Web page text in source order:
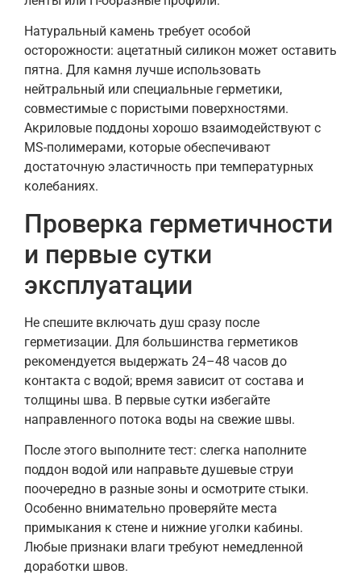
Натуральный камень требует особой
осторожности: ацетатный силикон может оставить
пятна. Для камня лучше использовать
нейтральный или специальные герметики,
совместимые с пористыми поверхностями.
Акриловые поддоны хорошо взаимодействуют с
MS-полимерами, которые обеспечивают
достаточную эластичность при температурных
колебаниях.
Проверка герметичности
и первые сутки
эксплуатации
Не спешите включать душ сразу после
герметизации. Для большинства герметиков
рекомендуется выдержать 24–48 часов до
контакта с водой; время зависит от состава и
толщины шва. В первые сутки избегайте
направленного потока воды на свежие швы.
После этого выполните тест: слегка наполните
поддон водой или направьте душевые струи
поочередно в разные зоны и осмотрите стыки.
Особенно внимательно проверяйте места
примыкания к стене и нижние уголки кабины.
Любые признаки влаги требуют немедленной
доработки швов.